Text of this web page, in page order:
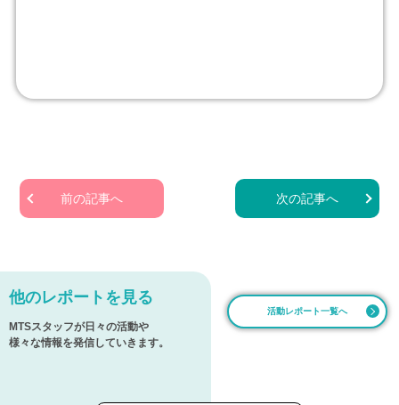
前の記事へ 次の記事へ
他のレポートを見る
MTSスタッフが日々の活動や
様々な情報を発信していきます。
活動レポート一覧へ